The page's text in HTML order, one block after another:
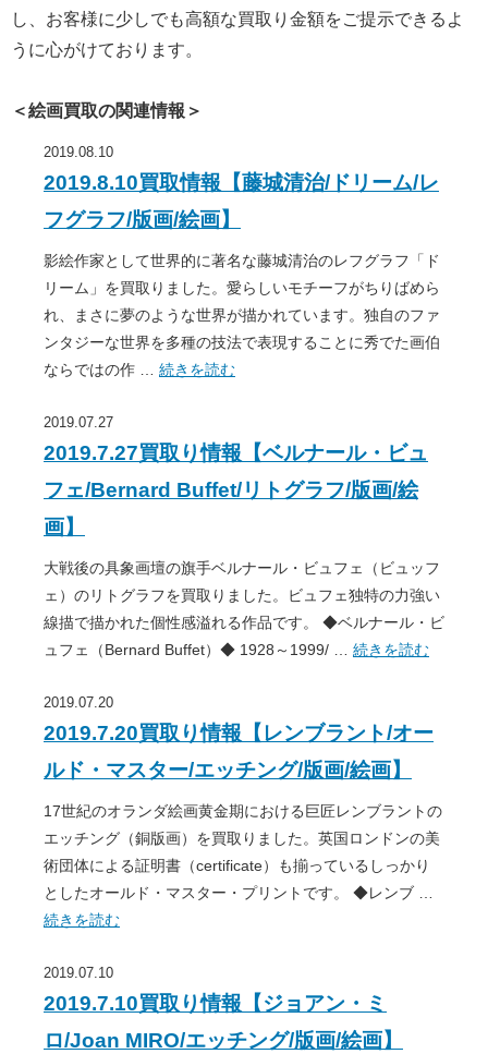
し、お客様に少しでも高額な買取り金額をご提示できるよ
うに心がけております。
＜絵画買取の関連情報＞
2019.08.10
2019.8.10買取情報【藤城清治/ドリーム/レ
フグラフ/版画/絵画】
影絵作家として世界的に著名な藤城清治のレフグラフ「ド
リーム」を買取りました。愛らしいモチーフがちりばめら
れ、まさに夢のような世界が描かれています。独自のファ
ンタジーな世界を多種の技法で表現することに秀でた画伯
ならではの作 … 続きを読む
2019.07.27
2019.7.27買取り情報【ベルナール・ビュ
フェ/Bernard Buffet/リトグラフ/版画/絵
画】
大戦後の具象画壇の旗手ベルナール・ビュフェ（ビュッフ
ェ）のリトグラフを買取りました。ビュフェ独特の力強い
線描で描かれた個性感溢れる作品です。 ◆ベルナール・ビ
ュフェ（Bernard Buffet）◆ 1928～1999/ … 続きを読む
2019.07.20
2019.7.20買取り情報【レンブラント/オー
ルド・マスター/エッチング/版画/絵画】
17世紀のオランダ絵画黄金期における巨匠レンブラントの
エッチング（銅版画）を買取りました。英国ロンドンの美
術団体による証明書（certificate）も揃っているしっかり
としたオールド・マスター・プリントです。 ◆レンブ …
続きを読む
2019.07.10
2019.7.10買取り情報【ジョアン・ミ
ロ/Joan MIRO/エッチング/版画/絵画】